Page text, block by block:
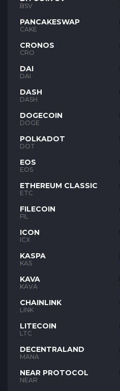
BSV
PANCAKESWAP
CAKE
CRONOS
CRO
DAI
DAI
DASH
DASH
DOGECOIN
DOGE
POLKADOT
DOT
EOS
EOS
ETHEREUM CLASSIC
ETC
FILECOIN
FIL
ICON
ICX
KASPA
KAS
KAVA
KAVA
CHAINLINK
LINK
LITECOIN
LTC
DECENTRALAND
MANA
NEAR PROTOCOL
NEAR